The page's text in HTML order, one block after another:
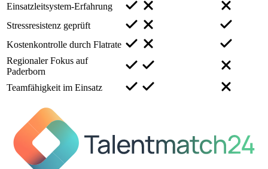
Einsatzleitsystem-Erfahrung
Stressresistenz geprüft
Kostenkontrolle durch Flatrate
Regionaler Fokus auf
Paderborn
Teamfähigkeit im Einsatz